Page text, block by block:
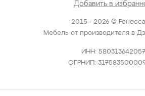
2015 - 2026 ©
Мебель от производителя в
ИНН: 580313642057
ОГРНИП:
Добавить в